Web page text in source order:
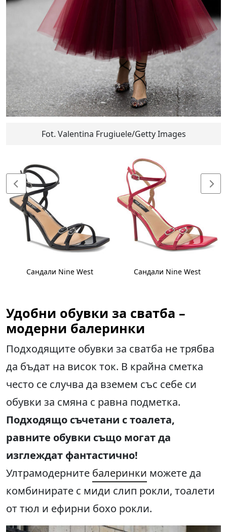
Fot. Valentina Frugiuele/Getty Images
Сандали Nine West Сандали Nine West
Удобни обувки за сватба –
модерни балеринки
Подходящите обувки за сватба не трябва
да бъдат на висок ток. В крайна сметка
често се случва да вземем със себе си
обувки за смяна с равна подметка.
Подходящо съчетани с тоалета,
равните обувки също могат да
изглеждат фантастично!
Ултрамодерните балеринки можете да
комбинирате с миди слип рокли, тоалети
от тюл и ефирни бохо рокли.